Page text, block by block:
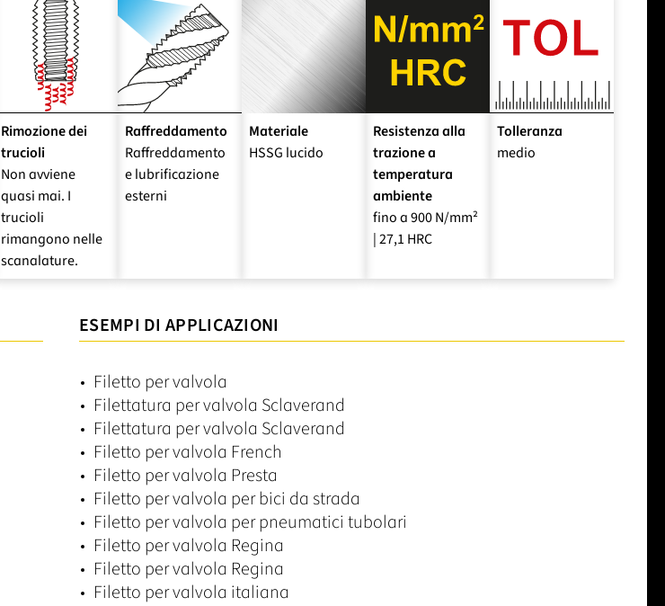
Rimozione dei
trucioli
Non avviene
quasi mai. I
trucioli
rimangono nelle
scanalature.
Raffreddamento
Raffreddamento
e lubrificazione
esterni
Materiale
HSSG lucido
Resistenza alla
trazione a
temperatura
ambiente
fino a 900 N/mm²
| 27,1 HRC
Tolleranza
medio
ESEMPI DI APPLICAZIONI
Filetto per valvola
Filettatura per valvola Sclaverand
Filettatura per valvola Sclaverand
Filetto per valvola French
Filetto per valvola Presta
Filetto per valvola per bici da strada
Filetto per valvola per pneumatici tubolari
Filetto per valvola Regina
Filetto per valvola Regina
Filetto per valvola italiana